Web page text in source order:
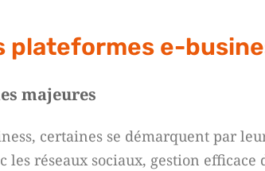
plateformes e-
majeures
certaines se démarquent par
réseaux sociaux, gestion efficace